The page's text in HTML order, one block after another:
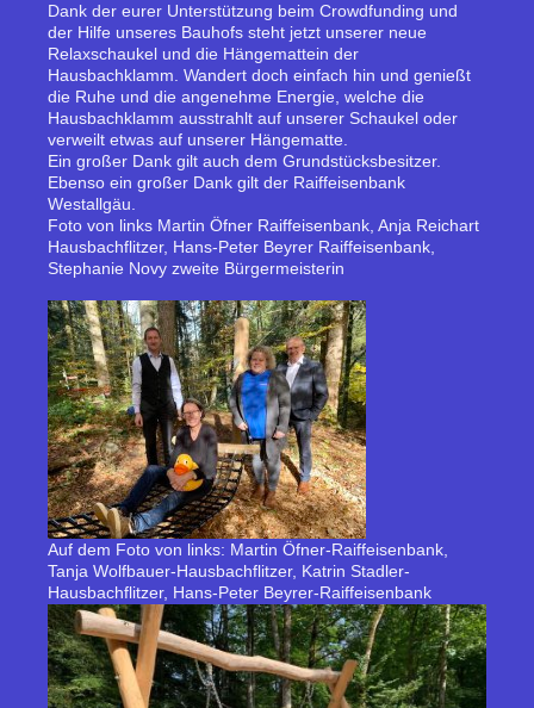
Dank der eurer Unterstützung beim Crowdfunding und
der Hilfe unseres Bauhofs steht jetzt unserer neue
Relaxschaukel und die Hängemattein der
Hausbachklamm. Wandert doch einfach hin und genießt
die Ruhe und die angenehme Energie, welche die
Hausbachklamm ausstrahlt auf unserer Schaukel oder
verweilt etwas auf unserer Hängematte.
Ein großer Dank gilt auch dem Grundstücksbesitzer.
Ebenso ein großer Dank gilt der Raiffeisenbank
Westallgäu.
Foto von links Martin Öfner Raiffeisenbank, Anja Reichart
Hausbachflitzer, Hans-Peter Beyrer Raiffeisenbank,
Stephanie Novy zweite Bürgermeisterin
Auf dem Foto von links: Martin Öfner-Raiffeisenbank,
Tanja Wolfbauer-Hausbachflitzer, Katrin Stadler-
Hausbachflitzer, Hans-Peter Beyrer-Raiffeisenbank